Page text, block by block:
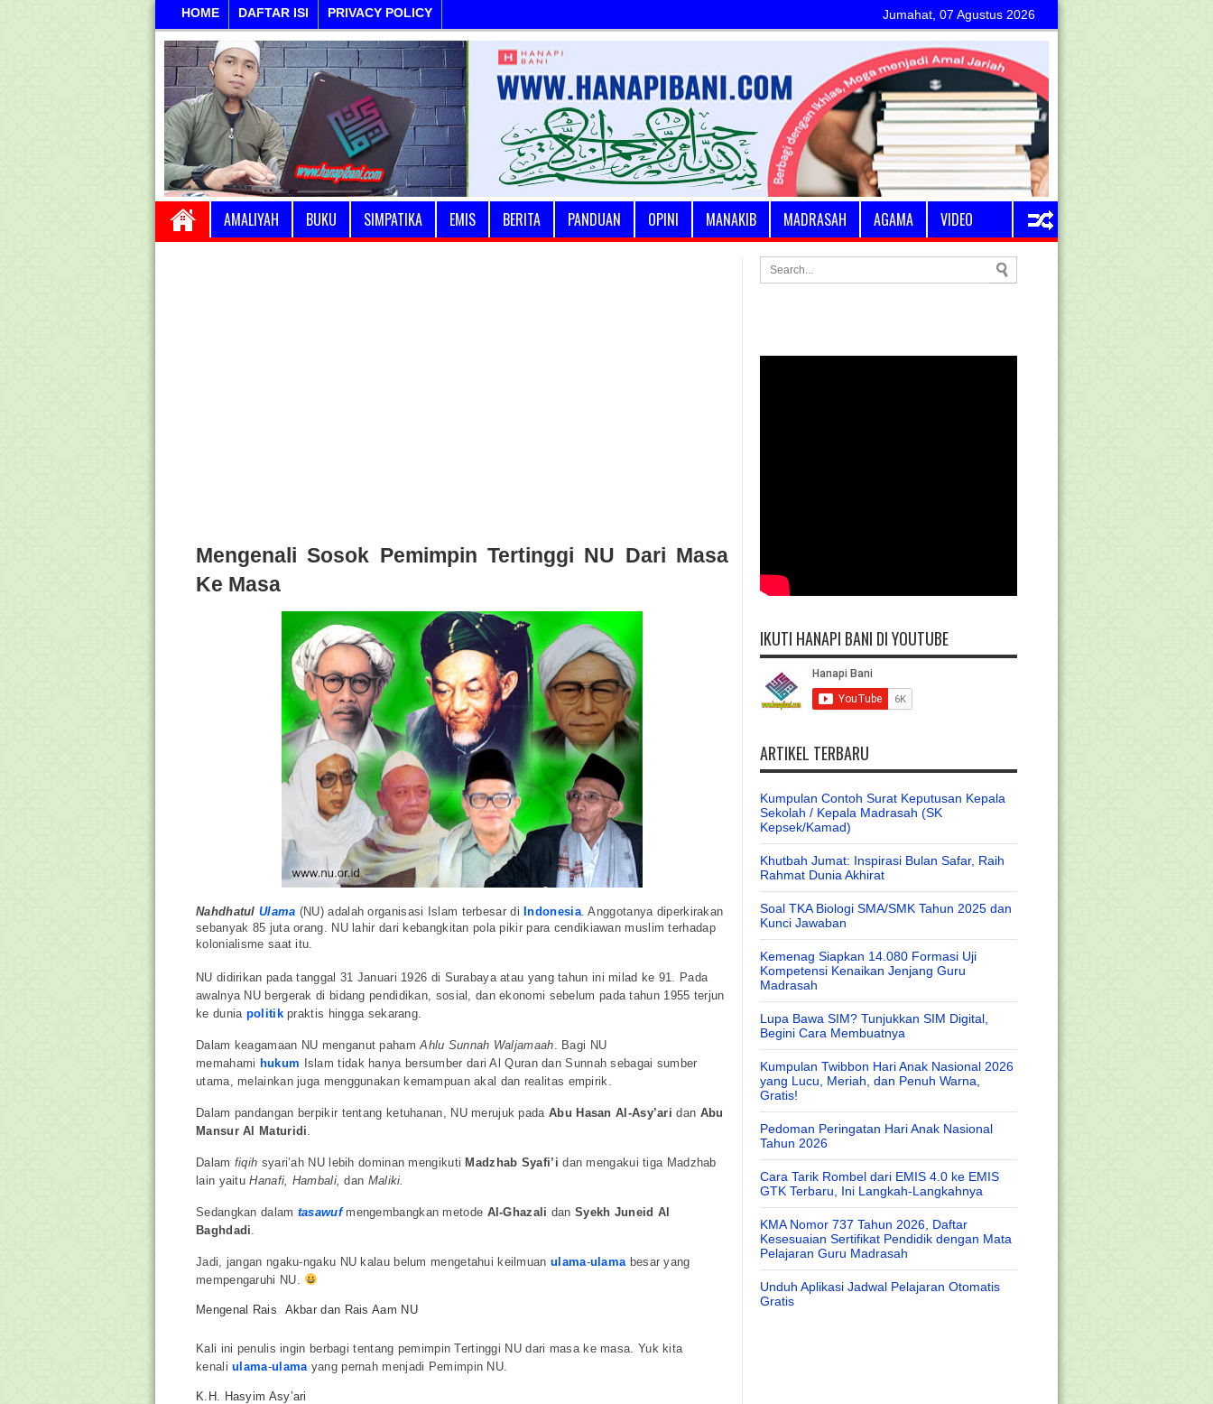
HOME DAFTAR ISI PRIVACY POLICY Jumahat, 07 Agustus 2026
AMALIYAH BUKU SIMPATIKA EMIS BERITA PANDUAN OPINI MANAKIB MADRASAH AGAMA VIDEO
Mengenali Sosok Pemimpin Tertinggi NU Dari Masa
Ke Masa
Nahdhatul Ulama (NU) adalah organisasi Islam terbesar di Indonesia. Anggotanya diperkirakan
sebanyak 85 juta orang. NU lahir dari kebangkitan pola pikir para cendikiawan muslim terhadap
kolonialisme saat itu.
NU didirikan pada tanggal 31 Januari 1926 di Surabaya atau yang tahun ini milad ke 91. Pada
awalnya NU bergerak di bidang pendidikan, sosial, dan ekonomi sebelum pada tahun 1955 terjun
ke dunia politikpraktis hingga sekarang.
Dalam keagamaan NU menganut pahamAhlu Sunnah Waljamaah. Bagi NU
memahami hukum Islam tidak hanya bersumber dari Al Quran dan Sunnah sebagai sumber
utama, melainkan juga menggunakan kemampuan akal dan realitas empirik.
Dalam pandangan berpikir tentang ketuhanan, NU merujuk pada Abu Hasan Al-Asy’ari dan Abu
Mansur Al Maturidi.
Dalam fiqih syari’ah NU lebih dominan mengikuti Madzhab Syafi’i dan mengakui tiga Madzhab
lain yaituHanafi, Hambali, dan Maliki.
Sedangkan dalam tasawufmengembangkan metode Al-Ghazali danSyekh Juneid Al
Baghdadi.
Jadi, jangan ngaku-ngaku NU kalau belum mengetahui keilmuan ulama-ulamabesar yang
mempengaruhi NU.
Mengenal Rais Akbar dan Rais Aam NU
Kali ini penulis ingin berbagi tentang pemimpin Tertinggi NU dari masa ke masa. Yuk kita
kenaliulama-ulamayang pernah menjadi Pemimpin NU.
K.H. Hasyim Asy’ari
IKUTI HANAPI BANI DI YOUTUBE
ARTIKEL TERBARU
Kumpulan Contoh Surat Keputusan Kepala
Sekolah / Kepala Madrasah (SK
Kepsek/Kamad)
Khutbah Jumat: Inspirasi Bulan Safar, Raih
Rahmat Dunia Akhirat
Soal TKA Biologi SMA/SMK Tahun 2025 dan
Kunci Jawaban
Kemenag Siapkan 14.080 Formasi Uji
Kompetensi Kenaikan Jenjang Guru
Madrasah
Lupa Bawa SIM? Tunjukkan SIM Digital,
Begini Cara Membuatnya
Kumpulan Twibbon Hari Anak Nasional 2026
yang Lucu, Meriah, dan Penuh Warna,
Gratis!
Pedoman Peringatan Hari Anak Nasional
Tahun 2026
Cara Tarik Rombel dari EMIS 4.0 ke EMIS
GTK Terbaru, Ini Langkah-Langkahnya
KMA Nomor 737 Tahun 2026, Daftar
Kesesuaian Sertifikat Pendidik dengan Mata
Pelajaran Guru Madrasah
Unduh Aplikasi Jadwal Pelajaran Otomatis
Gratis